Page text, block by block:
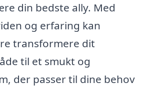
din bedste ally. Med
og erfaring kan
transformere dit
til et smukt og
der passer til dine behov